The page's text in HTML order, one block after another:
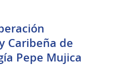
Caribeña de
Pepe Mujica